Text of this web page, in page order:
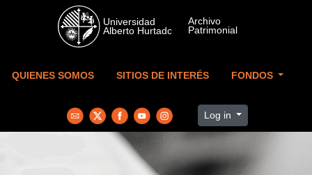
Skip to main content
QUIENES SOMOS SITIOS DE INTERÉS FONDOS
Log in